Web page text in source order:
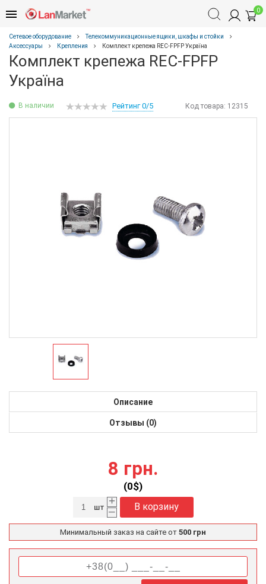
0
Сетевое оборудование
Телекоммуникационные ящики, шкафы и стойки
Аксессуары
Крепления Комплект крепежа REC-FPFP Україна
Комплект крепежа REC-FPFP
Україна
В наличии Код товара: 12315
Рейтинг 0/5
Описание
Отзывы (0)
8 грн.
(0$)
+
–
В корзину
шт
Минимальный заказ на сайте от 500 грн